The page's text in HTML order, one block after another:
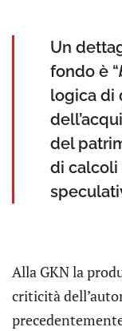
Un
fondo è “
logica di
del
di calcoli
Alla GKN la
criticità